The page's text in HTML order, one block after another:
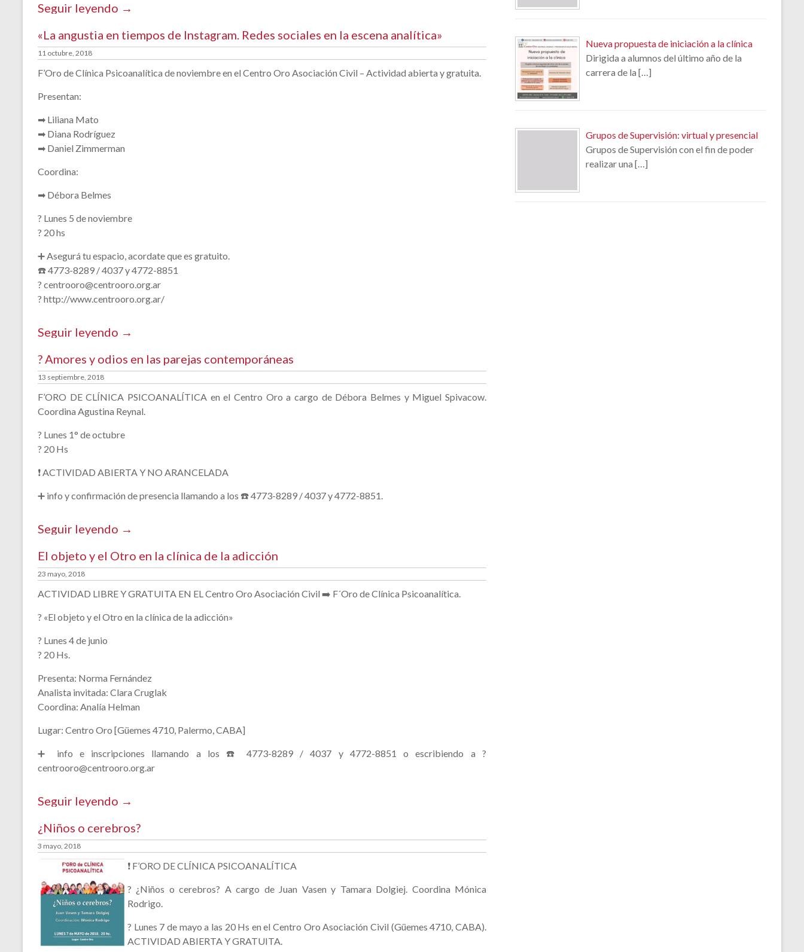
Seguir leyendo →
«La angustia en tiempos de Instagram. Redes sociales en la escena analítica»
11 octubre, 2018
F’Oro de Clínica Psicoanalítica de noviembre en el Centro Oro Asociación Civil – Actividad abierta y gratuita.
Presentan:
➡ Liliana Mato
➡ Diana Rodríguez
➡ Daniel Zimmerman
Coordina:
➡ Débora Belmes
? Lunes 5 de noviembre
? 20 hs
➕ Asegurá tu espacio, acordate que es gratuito.
☎️ 4773-8289 / 4037 y 4772-8851
? centrooro@centrooro.org.ar
? http://www.centrooro.org.ar/
Seguir leyendo →
? Amores y odios en las parejas contemporáneas
13 septiembre, 2018
F’ORO DE CLÍNICA PSICOANALÍTICA en el Centro Oro a cargo de Débora Belmes y Miguel Spivacow.
Coordina Agustina Reynal.
?️ Lunes 1° de octubre
? 20 Hs
❗ ACTIVIDAD ABIERTA Y NO ARANCELADA
➕ info y confirmación de presencia llamando a los ☎️ 4773-8289 / 4037 y 4772-8851.
Seguir leyendo →
El objeto y el Otro en la clínica de la adicción
23 mayo, 2018
ACTIVIDAD LIBRE Y GRATUITA EN EL Centro Oro Asociación Civil ➡️ F´Oro de Clínica Psicoanalítica.
? «El objeto y el Otro en la clínica de la adicción»
?️ Lunes 4 de junio
? 20 Hs.
Presenta: Norma Fernández
Analista invitada: Clara Cruglak
Coordina: Analía Helman
Lugar: Centro Oro [Güemes 4710, Palermo, CABA]
➕ info e inscripciones llamando a los ☎️ 4773-8289 / 4037 y 4772-8851 o escribiendo a ?
centrooro@centrooro.org.ar
Seguir leyendo →
¿Niños o cerebros?
3 mayo, 2018
❗ F’ORO DE CLÍNICA PSICOANALÍTICA
? ¿Niños o cerebros? A cargo de Juan Vasen y Tamara Dolgiej. Coordina Mónica
Rodrigo.
?️ Lunes 7 de mayo a las 20 Hs en el Centro Oro Asociación Civil (Güemes 4710, CABA).
ACTIVIDAD ABIERTA Y GRATUITA.
Nueva propuesta de iniciación a la clínica
Dirigida a alumnos del último año de la
carrera de la […]
Grupos de Supervisión: virtual y presencial
Grupos de Supervisión con el fin de poder
realizar una […]